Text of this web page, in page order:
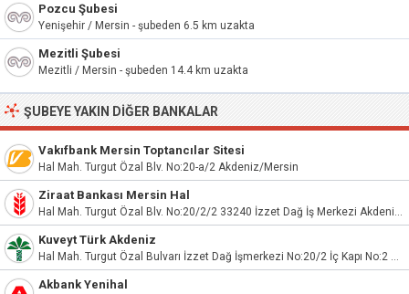
Pozcu Şubesi
Yenişehir / Mersin - şubeden 6.5 km uzakta
Mezitli Şubesi
Mezitli / Mersin - şubeden 14.4 km uzakta
ŞUBEYE YAKIN DIĞER BANKALAR
Vakıfbank Mersin Toptancılar Sitesi
Hal Mah. Turgut Özal Blv. No:20-a/2 Akdeniz/Mersin
Ziraat Bankası Mersin Hal
Hal Mah. Turgut Özal Blv. No:20/2/2 33240 İzzet Dağ İş Merkezi Akdeniz Mersin
Kuveyt Türk Akdeniz
Hal Mah. Turgut Özal Bulvarı İzzet Dağ İşmerkezi No:20/2 İç Kapı No:2 Akdeniz/Mersin
Akbank Yenihal